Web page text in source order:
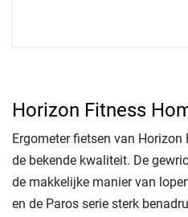
Horizon Fitness
Ergometer fietsen van
de bekende kwaliteit. De
de makkelijke manier van
en de Paros serie sterk